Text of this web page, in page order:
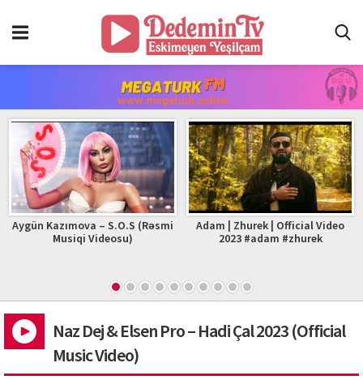
Aygün Kazımova – S.O.S (Rəsmi
Musiqi Videosu)
Adam | Zhurek | Official Video
2023 #adam #zhurek
Naz Dej & Elsen Pro – Hadi Çal 2023 (Official
Music Video)